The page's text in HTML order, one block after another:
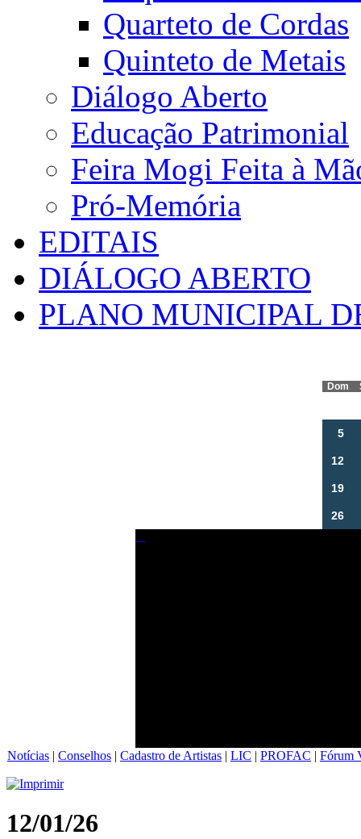
Quarteto de Cordas
Quinteto de Metais
Diálogo Aberto
Educação Patrimonial
Feira Mogi Feita à
Pró-Memória
EDITAIS
DIÁLOGO ABERTO
PLANO MUNICIPAL
Dom
5
12
19
26
Notícias | Conselhos | Cadastro de Artistas | LIC | PROFAC | Fórum
12/01/26